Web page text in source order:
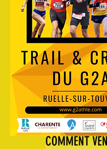
COMMENT